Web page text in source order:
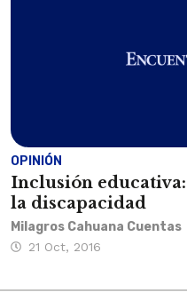
OPINIÓN
Inclusión
la discapacidad
Milagros Cahuana Cuentas
21 Oct, 2016